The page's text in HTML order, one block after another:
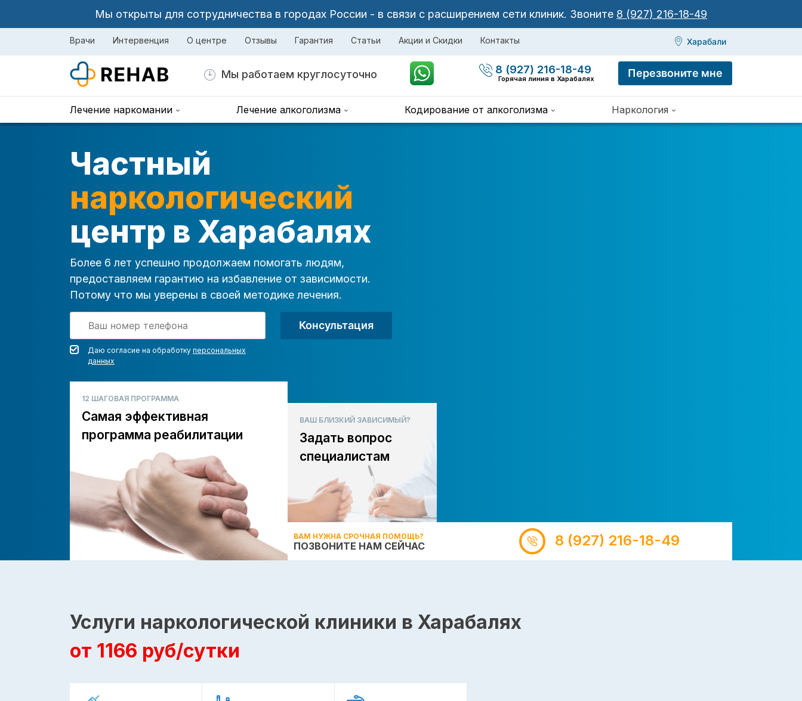
Мы открыты для сотрудничества в городах России - в связи с расширением сети клиник. Звоните 8 (927) 216-18-49
Врачи Интервенция О центре Отзывы Гарантия Статьи Акции и Скидки Контакты Харабали
Мы работаем круглосуточно 8 (927) 216-18-49
Горячая линия в Харабалях Перезвоните мне
Лечение наркомании Лечение алкоголизма Кодирование от алкоголизма Наркология
Частный
наркологический
центр в Харабалях
Более 6 лет успешно продолжаем помогать людям,
предоставляем гарантию на избавление от зависимости.
Потому что мы уверены в своей методике лечения.
Даю согласие на обработку персональных
данных
Консультация
12 ШАГОВАЯ ПРОГРАММА
Самая эффективная
программа реабилитации
ВАШ БЛИЗКИЙ ЗАВИСИМЫЙ?
Задать вопрос
специалистам
ВАМ НУЖНА СРОЧНАЯ ПОМОЩЬ?
ПОЗВОНИТЕ НАМ СЕЙЧАС 8 (927) 216-18-49
Услуги наркологической клиники в Харабалях
от 1166 руб/сутки